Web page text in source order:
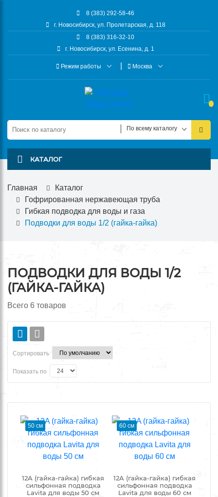
8 (383) 292-58-46
г. Новосибирск, ул. Пролетарская, д. 118
8 (383) 316-32-10
г. Новосибирск, ул. Есенина, д. 1
Режим работы Москва
По всему каталогу
КАТАЛОГ
Главная
Каталог
Гофрированная нержавеющая труба
Гибкая подводка для воды и газа
Подводки для воды 1/2 (гайка-гайка)
ПОДВОДКИ ДЛЯ ВОДЫ 1/2
(ГАЙКА-ГАЙКА)
Всего 6 товаров
Сортировать
Показать по
50 см
12A (гайка-гайка) гибкая
сильфонная подводка
Lavita для воды 50 см
60 см
12A (гайка-гайка) гибкая
сильфонная подводка
Lavita для воды 60 см